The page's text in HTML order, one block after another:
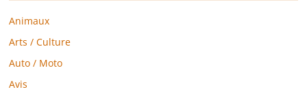
Animaux
Arts / Culture
Auto / Moto
Avis